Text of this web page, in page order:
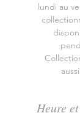
lundi au
Heure